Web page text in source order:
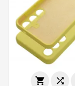
 